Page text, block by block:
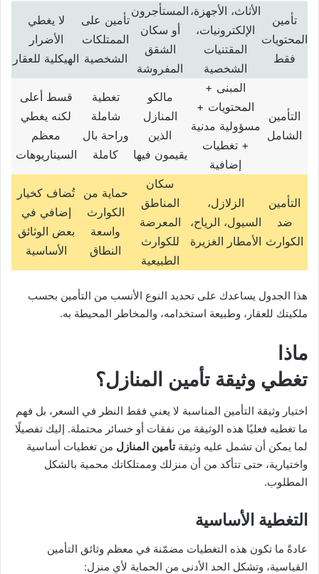
تأمين
المحتويات
فقط
الأثاث، الأجهزة،
الإلكترونيات،
المقتنيات
الشخصية
المستأجرون
أو سكان
الشقق
المفروشة
تأمين على
الممتلكات
الشخصية
لا يغطي
الأضرار
الهيكلية للعقار
التأمين
الشامل
المبنى +
المحتويات +
مسؤولية مدنية
+تغطيات
إضافية
مالكو
المنازل
الذين
يقيمون فيها
تغطية
شاملة
وراحة بال
كاملة
قسط أعلى
لكنه يغطي
معظم
السيناريوهات
التأمين
ضد
الكوارث
الزلازل،
السيول، الرياح،
الأمطار الغزيرة
سكان
المناطق
المعرضة
للكوارث
الطبيعية
حماية من
الكوارث
واسعة
النطاق
تُضاف كخيار
إضافي في
بعض الوثائق
الأساسية
هذا الجدول يساعدك على تحديد النوع الأنسب من التأمين بحسب
ملكيتك للعقار، وطبيعة استخدامه، والمخاطر المحيطة به.
ماذا
تغطي وثيقة تأمين المنازل؟
اختيار وثيقة التأمين المناسبة لا يعني فقط النظر في السعر، بل فهم
ما تغطيه فعليًا هذه الوثيقة من نفقات أو خسائر محتملة. إليك تفصيلًا
لما يمكن أن تشمل عليه وثيقةتأمين المنازل من تغطيات أساسية
واختيارية، حتى تتأكد من أن منزلك وممتلكاتك محمية بالشكل
المطلوب.
التغطية الأساسية
عادةً ما تكون هذه التغطيات مضمّنة في معظم وثائق التأمين
القياسية، وتشكل الحد الأدنى من الحماية لأي منزل: